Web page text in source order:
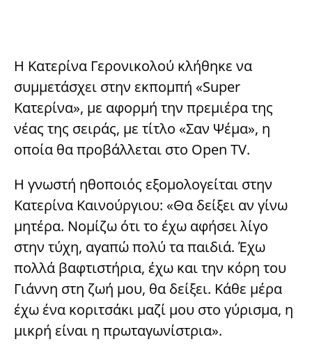
Η Κατερίνα Γερονικολού κλήθηκε να
συμμετάσχει στην εκπομπή «Super
Κατερίνα», με αφορμή την πρεμιέρα της
νέας της σειράς, με τίτλο «Σαν Ψέμα», η
οποία θα προβάλλεται στο Open TV.
Η γνωστή ηθοποιός εξομολογείται στην
Κατερίνα Καινούργιου: «Θα δείξει αν γίνω
μητέρα. Νομίζω ότι το έχω αφήσει λίγο
στην τύχη, αγαπώ πολύ τα παιδιά. Έχω
πολλά βαφτιστήρια, έχω και την κόρη του
Γιάννη στη ζωή μου, θα δείξει. Κάθε μέρα
έχω ένα κοριτσάκι μαζί μου στο γύρισμα, η
μικρή είναι η πρωταγωνίστρια».